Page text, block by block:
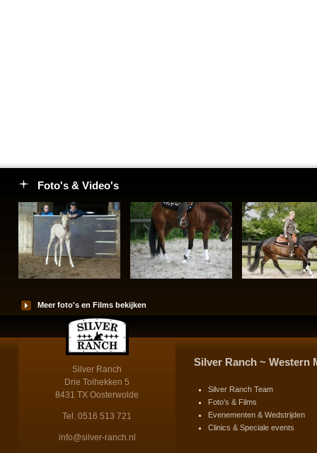
Foto's & Video's
Meer foto's en Films bekijken
Silver Ranch
Drie Tolhekken 5
8431 TX Oosterwolde
Tel. 0516 513 721
info@silver-ranch.nl
Silver Ranch ~ Western
Silver Ranch Team
Foto's & Films
Evenementen & Wedstrijden
Clinics & Speciale events